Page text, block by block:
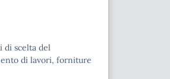
di scelta del
di lavori, forniture